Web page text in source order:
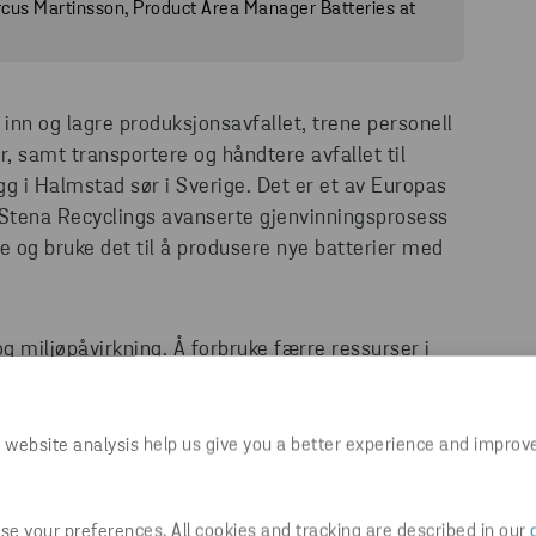
website analysis help us give you a better experience and
your preferences. All cookies and tracking are described in our
Martinsson, Product Area Manager Batteries at
og lagre produksjonsavfallet, trene personell
samt transportere og håndtere avfallet til
i Halmstad sør i Sverige. Det er et av Europas
Recyclings avanserte gjenvinningsprosess
bruke det til å produsere nye batterier med
miljøpåvirkning. Å forbruke færre ressurser i
vårt. Sammen ser vi frem til et nytt
å øke ressursutnyttelsen og minimere utslipp,"
Recycling Group.
av de neste 1,5 årene vil håndtere